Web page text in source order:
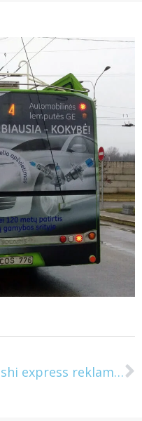
Sushi express reklama ant viešojo transporto